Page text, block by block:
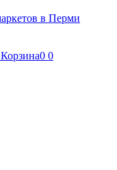
Корзина0 0